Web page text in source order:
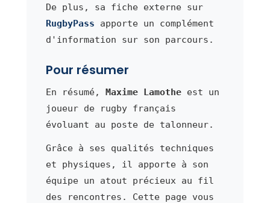
De plus, sa fiche externe sur
RugbyPass apporte un complément
d'information sur son parcours.
Pour résumer
En résumé, Maxime Lamotheest un
joueur de rugby français
évoluant au poste de talonneur.
Grâce à ses qualités techniques
et physiques, il apporte à son
équipe un atout précieux au fil
des rencontres. Cette page vous